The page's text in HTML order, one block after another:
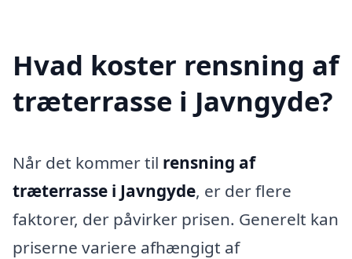
Hvad koster rensning af
træterrasse i Javngyde?
Når det kommer til rensning af
træterrasse i Javngyde, er der flere
faktorer, der påvirker prisen. Generelt kan
priserne variere afhængigt af